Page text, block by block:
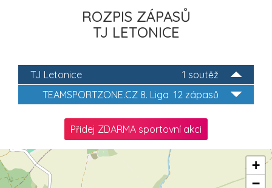
ROZPIS ZÁPASŮ
TJ LETONICE
1 soutěž
TJ Letonice
12 zápasů
TEAMSPORTZONE.CZ 8. Liga
Přidej ZDARMA sportovní akci
+
−